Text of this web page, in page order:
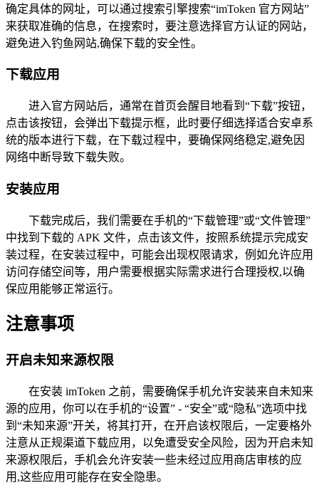
确定具体的网址，可以通过搜索引擎搜索“imToken 官方网站”
来获取准确的信息，在搜索时，要注意选择官方认证的网站，
避免进入钓鱼网站,确保下载的安全性。
下载应用
进入官方网站后，通常在首页会醒目地看到“下载”按钮，
点击该按钮，会弹出下载提示框，此时要仔细选择适合安卓系
统的版本进行下载，在下载过程中，要确保网络稳定,避免因
网络中断导致下载失败。
安装应用
下载完成后，我们需要在手机的“下载管理”或“文件管理”
中找到下载的 APK 文件，点击该文件，按照系统提示完成安
装过程，在安装过程中，可能会出现权限请求，例如允许应用
访问存储空间等，用户需要根据实际需求进行合理授权,以确
保应用能够正常运行。
注意事项
开启未知来源权限
在安装 imToken 之前，需要确保手机允许安装来自未知来
源的应用，你可以在手机的“设置” - “安全”或“隐私”选项中找
到“未知来源”开关，将其打开，在开启该权限后，一定要格外
注意从正规渠道下载应用，以免遭受安全风险，因为开启未知
来源权限后，手机会允许安装一些未经过应用商店审核的应
用,这些应用可能存在安全隐患。